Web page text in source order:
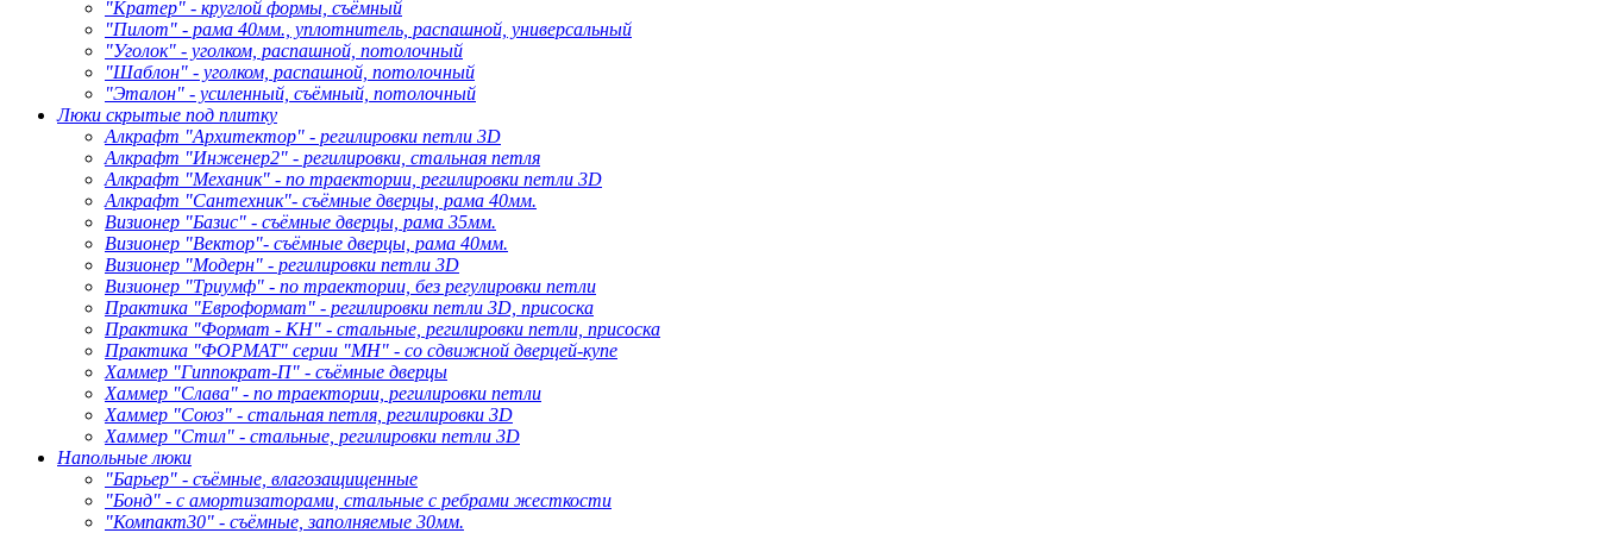
"Кратер" - круглой формы, съёмный
"Пилот" - рама 40мм., уплотнитель, распашной, универсальный
"Уголок" - уголком, распашной, потолочный
"Шаблон" - уголком, распашной, потолочный
"Эталон" - усиленный, съёмный, потолочный
Люки скрытые под плитку
Алкрафт "Архитектор" - регилировки петли 3D
Алкрафт "Инженер2" - регилировки, стальная петля
Алкрафт "Механик" - по траектории, регилировки петли 3D
Алкрафт "Сантехник"- съёмные дверцы, рама 40мм.
Визионер "Базис" - съёмные дверцы, рама 35мм.
Визионер "Вектор"- съёмные дверцы, рама 40мм.
Визионер "Модерн" - регилировки петли 3D
Визионер "Триумф" - по траектории, без регулировки петли
Практика "Евроформат" - регилировки петли 3D, присоска
Практика "Формат - КН" - стальные, регилировки петли, присоска
Практика "ФОРМАТ" серии "МН" - со сдвижной дверцей-купе
Хаммер "Гиппократ-П" - съёмные дверцы
Хаммер "Слава" - по траектории, регилировки петли
Хаммер "Союз" - стальная петля, регилировки 3D
Хаммер "Стил" - стальные, регилировки петли 3D
Напольные люки
"Барьер" - съёмные, влагозащищенные
"Бонд" - с амортизаторами, стальные с ребрами жесткости
"Компакт30" - съёмные, заполняемые 30мм.